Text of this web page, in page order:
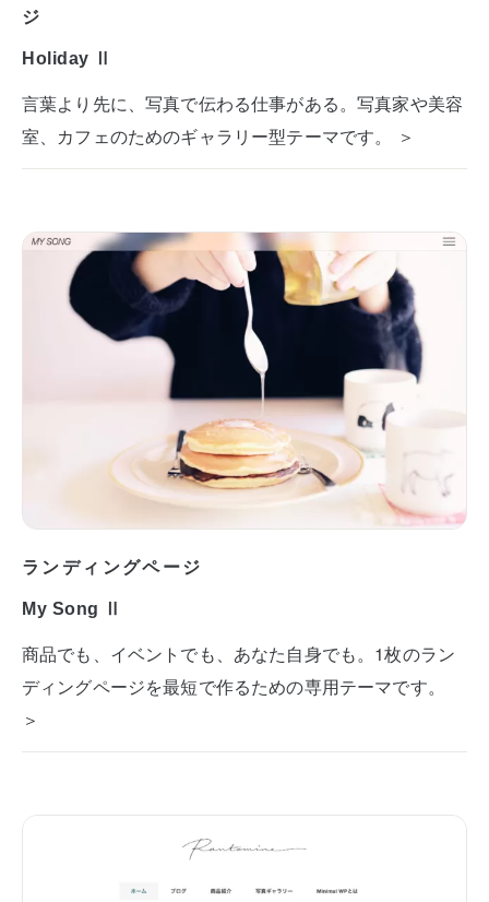
ジ
Holiday Ⅱ
言葉より先に、写真で伝わる仕事がある。写真家や美容
室、カフェのためのギャラリー型テーマです。 ＞
ランディングページ
My Song Ⅱ
商品でも、イベントでも、あなた自身でも。1枚のラン
ディングページを最短で作るための専用テーマです。
＞